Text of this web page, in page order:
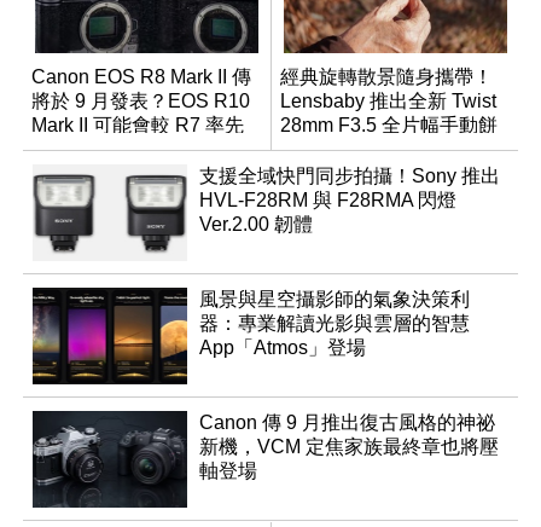
Canon EOS R8 Mark II 傳
將於 9 月發表？EOS R10
Mark II 可能會較 R7 率先
推出
經典旋轉散景隨身攜帶！
Lensbaby 推出全新 Twist
28mm F3.5 全片幅手動餅
乾鏡
支援全域快門同步拍攝！Sony 推出
HVL-F28RM 與 F28RMA 閃燈
Ver.2.00 韌體
風景與星空攝影師的氣象決策利
器：專業解讀光影與雲層的智慧
App「Atmos」登場
Canon 傳 9 月推出復古風格的神祕
新機，VCM 定焦家族最終章也將壓
軸登場